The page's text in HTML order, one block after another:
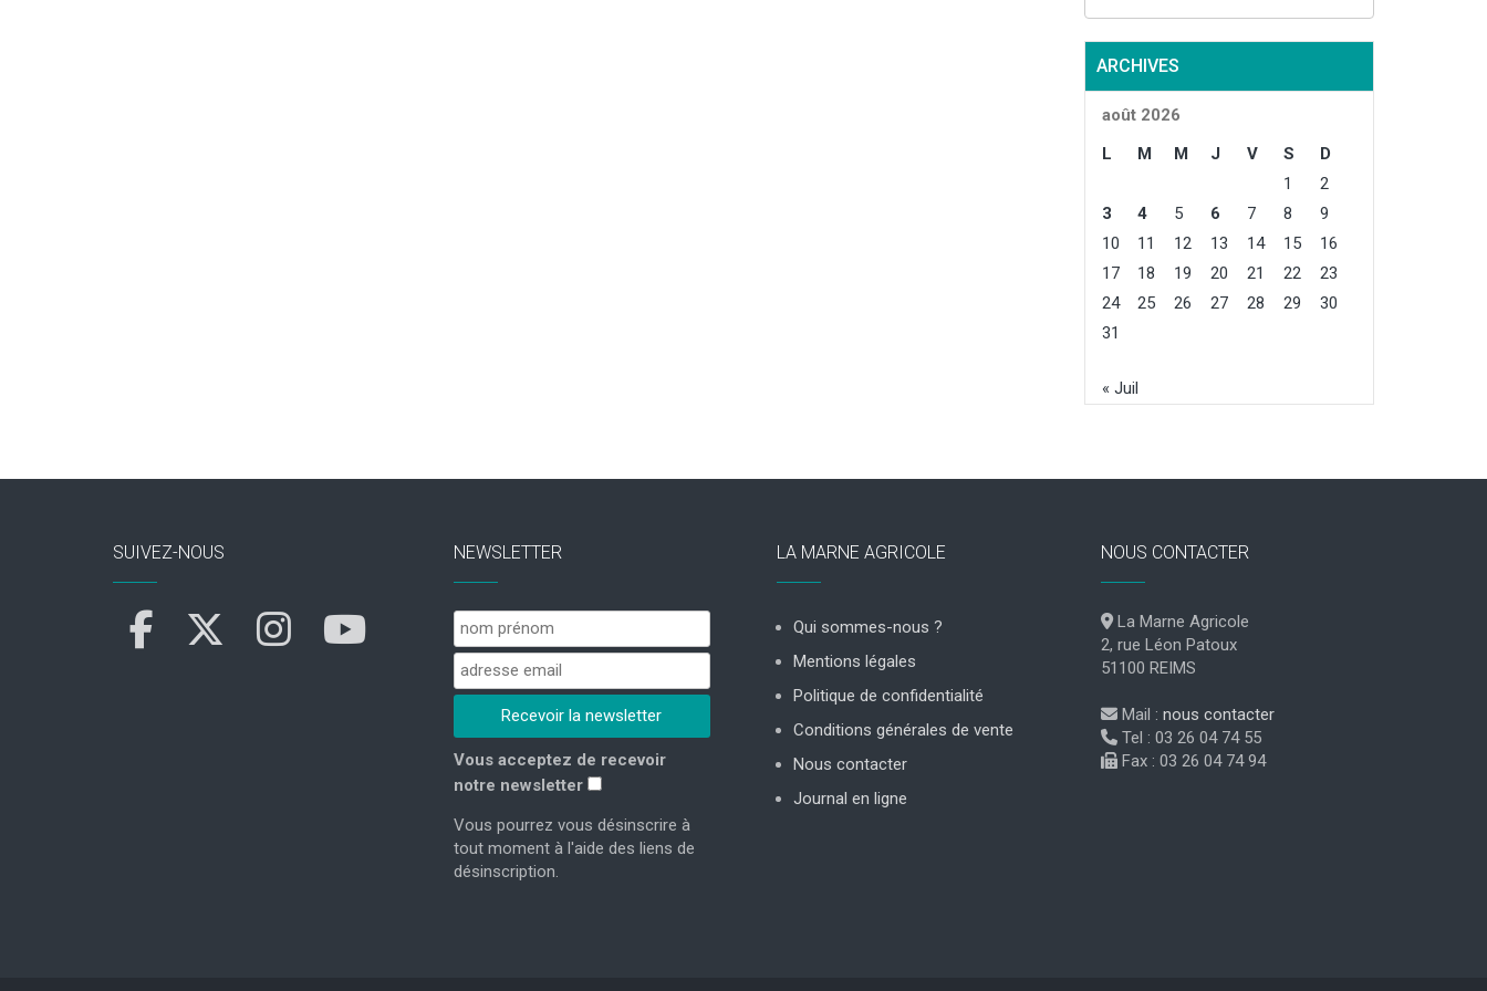
ARCHIVES
août 2026
L
M M J V S
D
1
2
3
4 5 6 7 8
9
10
11 12 13 14 15
16
17
18 19 20 21 22
23
24
25 26 27 28 29
30
31
« Juil
SUIVEZ-NOUS NEWSLETTER
Vous acceptez de recevoir
notre newsletter
Vous pourrez vous désinscrire à
tout moment à l'aide des liens de
désinscription.
LA MARNE AGRICOLE
Qui sommes-nous ?
Mentions légales
Politique de confidentialité
Conditions générales de vente
Nous contacter
Journal en ligne
NOUS CONTACTER
La Marne Agricole
2, rue Léon Patoux
51100 REIMS
Mail : nous contacter
Tel : 03 26 04 74 55
Fax : 03 26 04 74 94